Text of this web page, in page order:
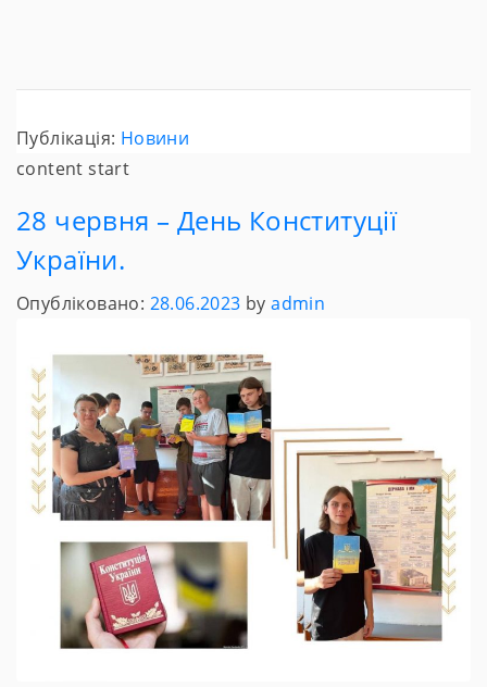
Публікація: Новини
content start
28 червня – День Конституції
України.
Опубліковано: 28.06.2023 byadmin